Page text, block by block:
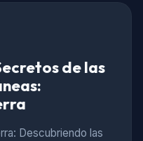
de las
Descubriendo las